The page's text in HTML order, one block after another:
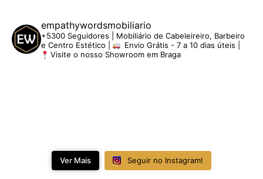
empathywordsmobiliario
+5300 Seguidores | Mobiliário de Cabeleireiro, Barbeiro
e Centro Estético |
Envio Grátis - 7 a 10 dias úteis |
Visite o nosso Showroom em Braga
Ver Mais Seguir no Instagram!